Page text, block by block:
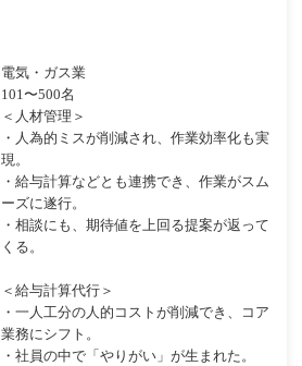
電気・ガス業
101〜500名
＜人材管理＞
・人為的ミスが削減され、作業効率化も実
現。
・給与計算などとも連携でき、作業がスム
ーズに遂行。
・相談にも、期待値を上回る提案が返って
くる。
＜給与計算代行＞
・一人工分の人的コストが削減でき、コア
業務にシフト。
・社員の中で「やりがい」が生まれた。